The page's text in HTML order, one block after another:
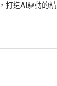
打造AI驅動的精